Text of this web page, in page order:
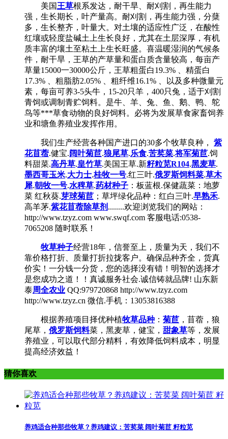
美国王草根系发达，耐干旱、耐刈割，再生能力
强，生长期长，叶产量高。耐刈割，再生能力强，分蘖
多，生长整齐，叶量大。对土壤的适应性广泛，在酸性
红壤或轻度盐碱土上生长良好，尤其在土层深厚，有机
质丰富的壤土至粘土上生长旺盛。喜温暖湿润的气候条
件，耐干旱，王草的产草量和蛋白质含量较高，每亩产
草量15000一30000公斤，王草粗蛋白19.3% 、精蛋白
17.3% 、粗脂肪2.05% 、粗纤维16.1% 、以及多种微量元
素，每亩可养3-5头牛，15-20只羊，400只兔，适于刈割
青饲或调制青贮饲料。是牛、羊、兔、鱼、鹅、鸭、鸵
鸟等***草食动物的良好饲料。必将为发展草食家畜饲养
业和塘鱼养殖业发挥作用。
我们生产经营各种国产进口的30多个牧草良种， 紫
花苜蓿.健宝.阔叶菊苣.狼尾草.乐食.苦荬菜.将军菊苣.饲
料甜菜.高丹草.皇竹草.美国王草.新籽粒苋R104.黑麦草.
墨西哥玉米.大力士.桂牧一号.红三叶.俄罗斯饲料菜.草木
犀.朝牧一号.水稗草.药材种子 ：板蓝根.保健蔬菜：地萝
菜 红秋葵.芽球菊苣 ；草坪绿化品种：红白三叶.早熟禾.
高羊茅.紫花苜蓿除草剂 ........欢迎浏览我们的网站：
http://www.tzyz.com www.swqf.com 客服电话:0538-
7065208 随时联系！
牧草种子经营18年，信誉至上，质量为天，我们不
靠价格打折、质量打折拉拢客户。确保品种齐全，货真
价实！一分钱一分货，您的选择没有错！明智的选择才
是您成功之道！！真诚服务社会.诚信铸就品牌! 山东新
泰周全农业 QQ:979720868 http://www.tzyz.com
http://www.tzyz.cn 微信.手机：13053816388
根据养殖项目择优种植牧草品种 ： 菊苣 ，苜蓿，狼
尾草， 俄罗斯饲料菜，黑麦草，健宝， 甜象草等，发展
养殖业，可以取代部分精料，有效降低饲料成本，明显
提高经济效益！
猜你喜欢
养鸡适合种那些牧草？养鸡建议：苦荬菜 阔叶菊苣 籽粒苋